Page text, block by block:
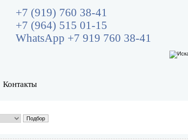
+7 (919) 760 38-41
+7 (964) 515 01-15
WhatsApp +7 919 760 38-41
Контакты